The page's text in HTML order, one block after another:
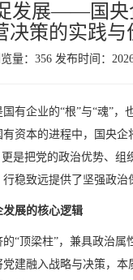
发展——国央
决策的实践与
量：356 发布时间：
有企业的“根”与“魂”
资本的进程中，国央
是把党的政治优势、
稳致远提供了坚强政治
展的核心逻辑
“顶梁柱”，兼具政治
建融入战略与决策，